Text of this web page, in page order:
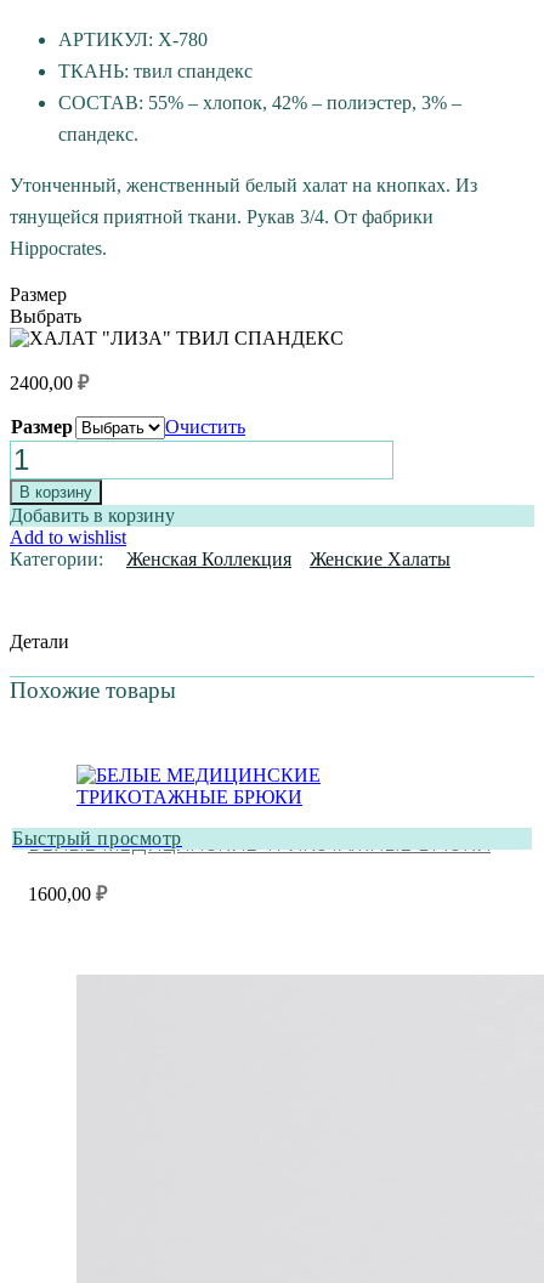
АРТИКУЛ: Х-780
ТКАНЬ: твил спандекс
СОСТАВ: 55% – хлопок, 42% – полиэстер, 3% –
спандекс.
Утонченный, женственный белый халат на кнопках. Из
тянущейся приятной ткани. Рукав 3/4. От фабрики
Hippocrates.
Размер
Выбрать
2400,00 ₽
Размер
Очистить
Количество
товара
ХАЛАТ
"ЛИЗА"
ТВИЛ
СПАНДЕКС
В корзину
Добавить в корзину
Add to wishlist
Категории:
Женская Коллекция Женские Халаты
Детали
Похожие товары
Быстрый просмотр
БЕЛЫЕ МЕДИЦИНСКИЕ ТРИКОТАЖНЫЕ БРЮКИ
1600,00 ₽